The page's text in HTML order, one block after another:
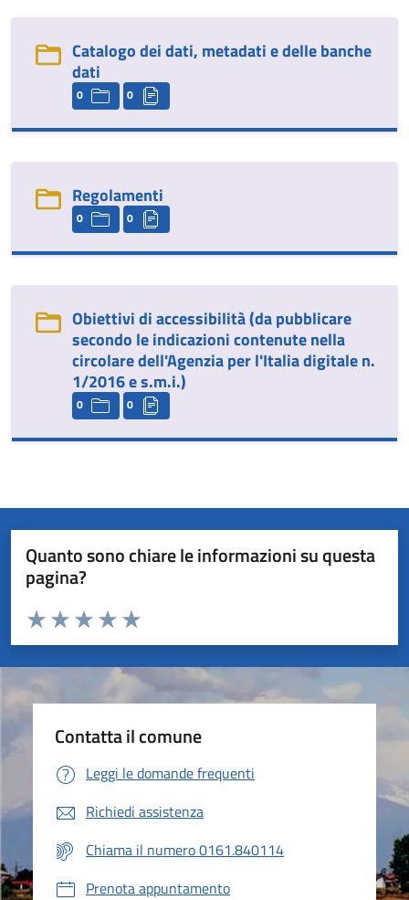
Catalogo dei dati, metadati e delle banche
dati
0 0
Regolamenti
0 0
Obiettivi di accessibilità (da pubblicare
secondo le indicazioni contenute nella
circolare dell'Agenzia per l'Italia digitale n.
1/2016 e s.m.i.)
0 0
Quanto sono chiare le informazioni su questa
pagina?
Valuta da 1 a 5 stelle la pagina
Valuta 5 stelle su 5
Valuta 4 stelle su 5
Valuta 3 stelle su 5
Valuta 2 stelle su 5
Valuta 1 stelle su 5
Contatta il comune
Leggi le domande frequenti
Richiedi assistenza
Chiama il numero 0161.840114
Prenota appuntamento